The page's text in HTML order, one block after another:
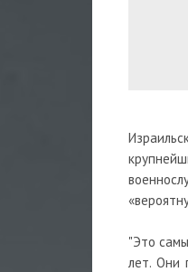
"Это
лет. Они